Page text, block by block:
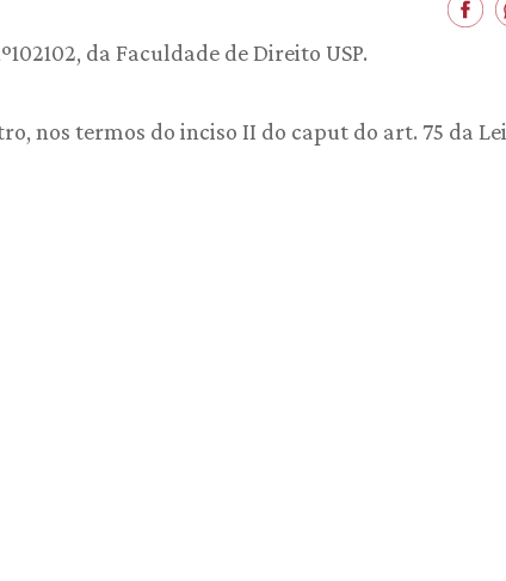
da Faculdade de Direito USP.
nos termos do inciso II do caput do art. 75 da Lei